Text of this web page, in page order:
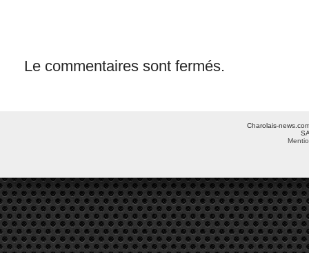
Le commentaires sont fermés.
Charolais-